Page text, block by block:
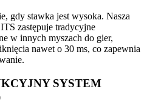
gdy stawka jest wysoka. Nasza
zastępuje tradycyjne
w innych myszach do gier,
nawet o 30 ms, co zapewnia
SYSTEM